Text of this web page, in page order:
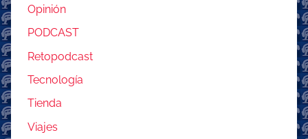
Opinión
PODCAST
Retopodcast
Tecnología
Tienda
Viajes